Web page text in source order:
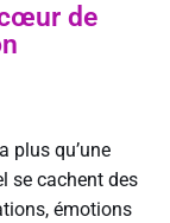
de
plus qu’une
se cachent des
émotions